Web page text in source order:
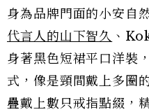
身為品牌門面的小安自
代言人的山下智久 、
身著黑色短裙平口洋裝
式，像是頸間戴上多
疊戴上數只戒指點綴，